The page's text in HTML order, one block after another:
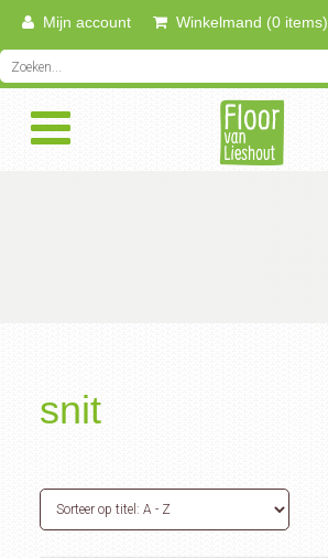
Mijn account Winkelmand (0 items)
snit